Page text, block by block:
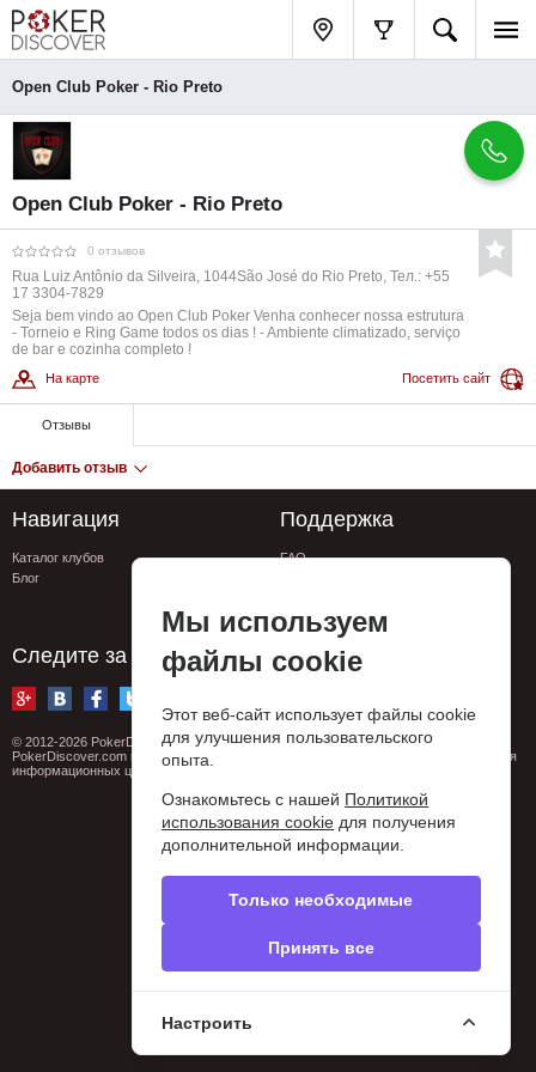
Open Club Poker - Rio Preto
Open Club Poker - Rio Preto
0 отзывов
Rua Luiz Antônio da Silveira, 1044São José do Rio Preto, Тел.: +55
17 3304-7829
Seja bem vindo ao Open Club Poker Venha conhecer nossa estrutura
- Torneio e Ring Game todos os dias ! - Ambiente climatizado, serviço
de bar e cozinha completo !
На карте Посетить сайт
Отзывы
Добавить отзыв
Навигация
Каталог клубов
Блог
Поддержка
FAQ
Privacy policy
Следите за нами
© 2012-2026 PokerDiscover.com. Все права защищены.
PokerDiscover.com не является организатором игр. Сайт предназначен только для
информационных целей. 18+
Мы используем
файлы cookie
Этот веб-сайт использует файлы cookie
для улучшения пользовательского
опыта.
Ознакомьтесь с нашей Политикой
использования cookie для получения
дополнительной информации.
Только необходимые
Принять все
Настроить